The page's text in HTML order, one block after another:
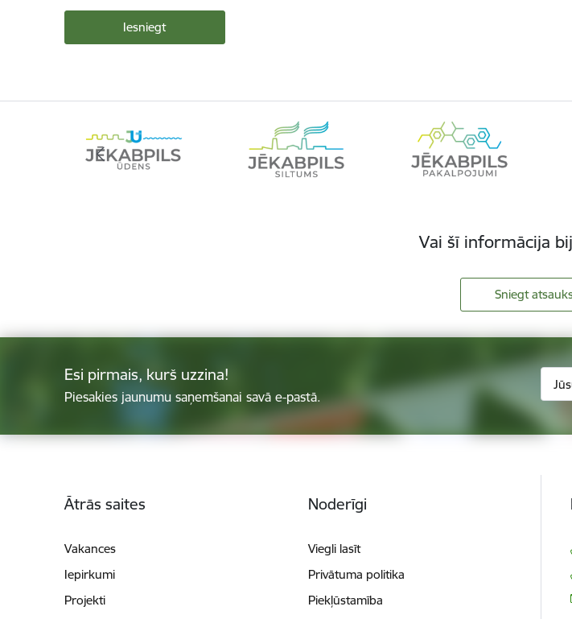
Vai šī informācija
Sniegt
Esi pirmais, kurš uzzina!
Piesakies jaunumu saņemšanai savā e-pastā.
Ātrās saites
Vakances
Iepirkumi
Projekti
Noderīgi
Viegli lasīt
Privātuma politika
Piekļūstamība